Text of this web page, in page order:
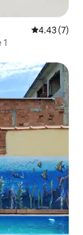
Calificación
4.43 (7)